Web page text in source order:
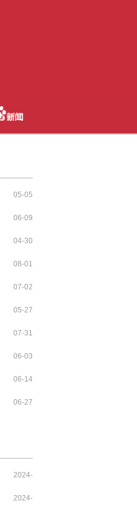
05-05
06-09
04-30
08-01
07-02
05-27
07-31
06-03
06-14
06-27
2024-
06-20
2024-